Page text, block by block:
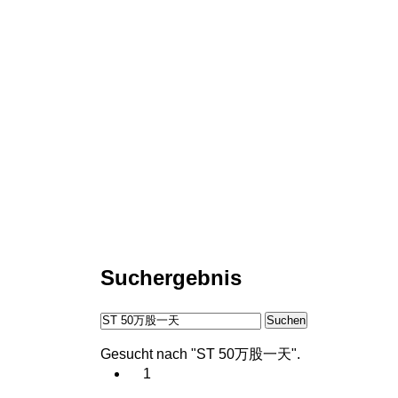
Suchergebnis
Suchen
Gesucht nach "ST 50万股一天".
1